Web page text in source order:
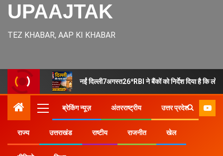
UPAAJTAK
TEZ KHABAR, AAP KI KHABAR
नईं दिल्ली7अगस्त26*RBI ने बैंकों को निर्देश दिया है कि
ब्रेकिंग न्यूज़ अंतरराष्ट्रीय उत्तर प्रदेश
राज्य उत्तराखंड राष्टीय राजनीत खेल